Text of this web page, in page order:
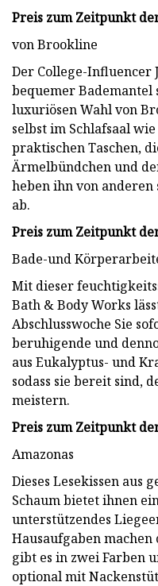
Preis zum Zeitpunkt
von Brookline
Der College-Influencer
bequemer Bademantel
luxuriösen Wahl von
selbst im Schlafsaal
praktischen Taschen,
Ärmelbündchen und
heben ihn von
ab.
Preis zum Zeitpunkt
Bade-und
Mit dieser
Bath & Body Works
Abschlusswoche Sie
beruhigende und
aus Eukalyptus- und
sodass sie bereit sind,
meistern.
Preis zum Zeitpunkt
Amazonas
Dieses Lesekissen aus
Schaum bietet ihnen
unterstützendes
Hausaufgaben machen
gibt es in zwei Farben
optional mit